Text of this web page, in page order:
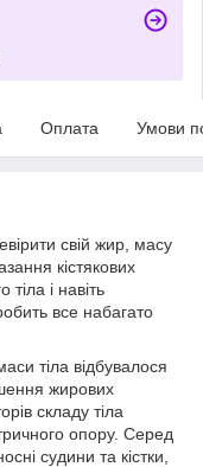
Оплата Умови
свій жир, масу
кістякових
і навіть
все набагато
тіла відбувалося
жирових
складу тіла
опору. Серед
судини та кістки,